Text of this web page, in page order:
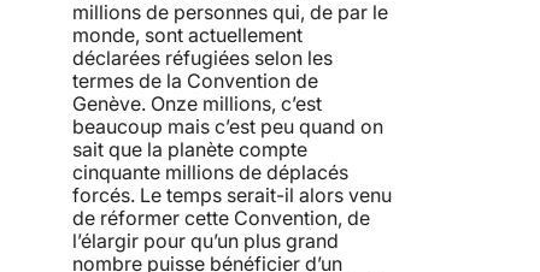
millions de personnes qui, de par le
monde, sont actuellement
déclarées réfugiées selon les
termes de la Convention de
Genève. Onze millions, c’est
beaucoup mais c’est peu quand on
sait que la planète compte
cinquante millions de déplacés
forcés. Le temps serait-il alors venu
de réformer cette Convention, de
l’élargir pour qu’un plus grand
nombre puisse bénéficier d’un